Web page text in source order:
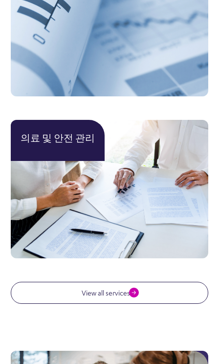
의료 및 안전 관리
View all services